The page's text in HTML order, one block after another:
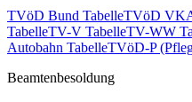
TVöD Bund TabelleTVöD
TabelleTV-V TabelleTV-WW
Autobahn TabelleTVöD-P
Beamtenbesoldung